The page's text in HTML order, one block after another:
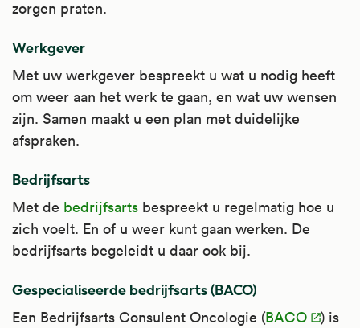
zorgen praten.
Werkgever
Met uw werkgever bespreekt u wat u nodig heeft
om weer aan het werk te gaan, en wat uw wensen
zijn. Samen maakt u een plan met duidelijke
afspraken.
Bedrijfsarts
Met de bedrijfsarts bespreekt u regelmatig hoe u
zich voelt. En of u weer kunt gaan werken. De
bedrijfsarts begeleidt u daar ook bij.
Gespecialiseerde bedrijfsarts (BACO)
Een Bedrijfsarts Consulent Oncologie (BACO
) is